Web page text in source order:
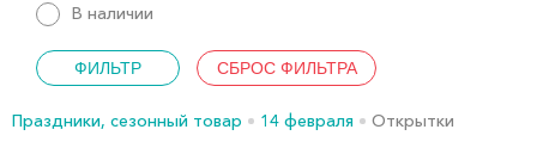
В наличии
Праздники, сезонный товар 14 февраля Открытки